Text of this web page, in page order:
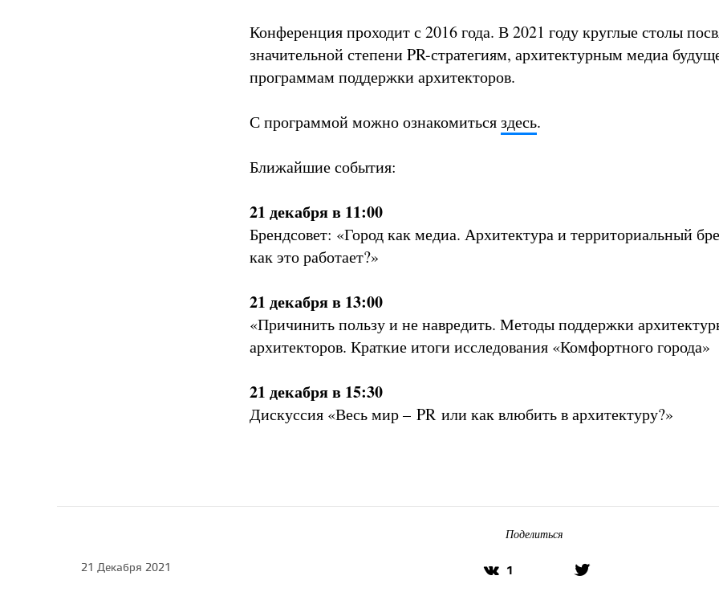
Конференция проходит с 2016 года. В 2021 году круглые столы
значительной степени PR-стратегиям, архитектурным медиа
программам поддержки архитекторов.
С программой можно ознакомитьсяздесь.
Ближайшие события:
21 декабря в 11:00
Брендсовет: «Город как медиа. Архитектура и территориальный
как это работает?»
21 декабря в 13:00
«Причинить пользу и не навредить. Методы поддержки
архитекторов. Краткие итоги исследования «Комфортного города»
21 декабря в 15:30
Дискуссия «Весь мир – PR или как влюбить в архитектуру?»
21 Декабря 2021
Поделиться
1